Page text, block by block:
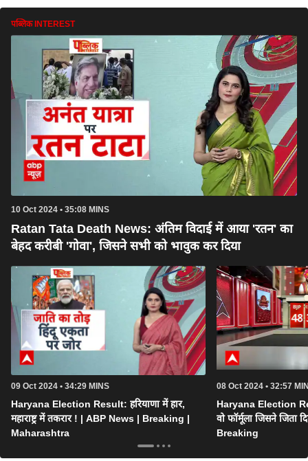
पब्लिक INTEREST
10 Oct 2024 • 35:08 MINS
Ratan Tata Death News: अंतिम विदाई में आया 'रतन' का
बेहद करीबी 'गोवा', जिसने सभी को भावुक कर दिया
09 Oct 2024 • 34:29 MINS
Haryana Election Result: हरियाणा में हार,
महाराष्ट्र में तकरार ! | ABP News | Breaking |
Maharashtra
08 Oct 2024 • 32:57
Haryana Election
वो फॉर्मूला जिसने जिता
Breaking